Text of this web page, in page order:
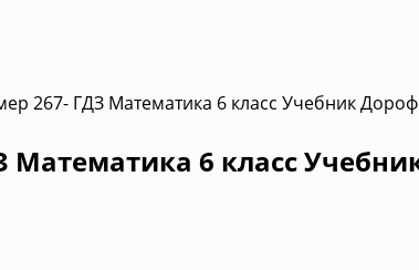
267- ГДЗ Математика 6 класс Учебник
Математика 6 класс